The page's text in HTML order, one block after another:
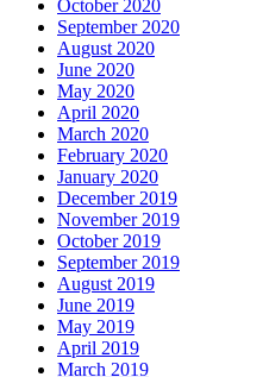
October 2020
September 2020
August 2020
June 2020
May 2020
April 2020
March 2020
February 2020
January 2020
December 2019
November 2019
October 2019
September 2019
August 2019
June 2019
May 2019
April 2019
March 2019